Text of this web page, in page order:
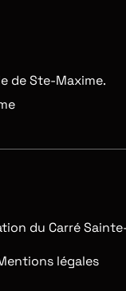
de Ste-Maxime.
du Carré
légales